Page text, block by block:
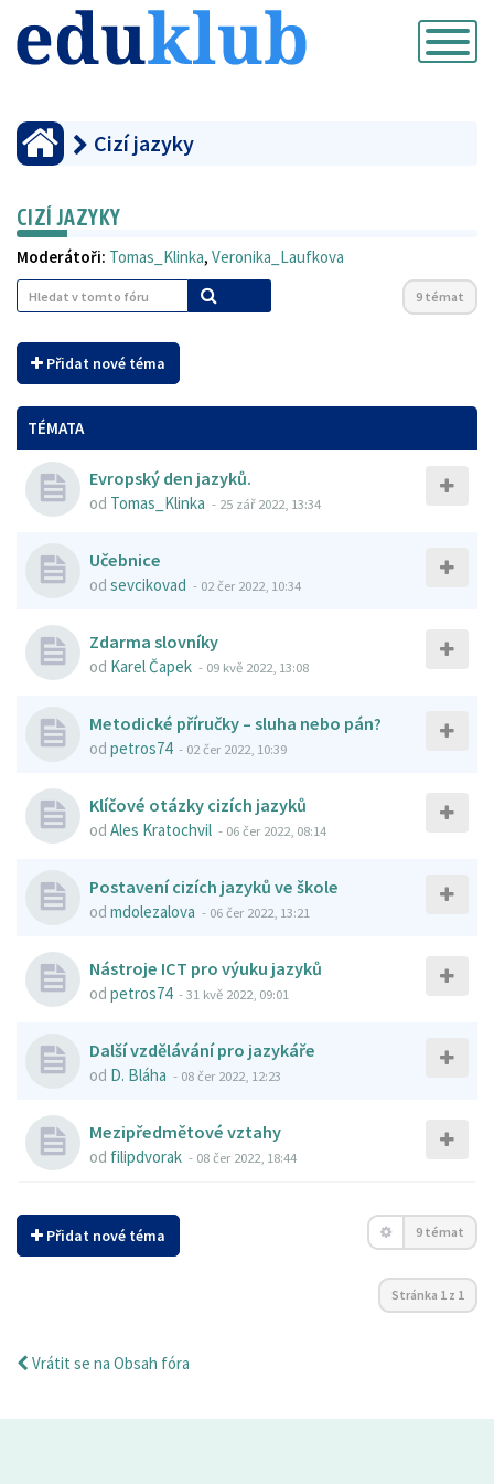
Přepnout
navigaci
Cizí jazyky
CIZÍ JAZYKY
Moderátoři: Tomas_Klinka, Veronika_Laufkova
9 témat
Přidat nové téma
TÉMATA
Evropský den jazyků.
od Tomas_Klinka - 25 zář 2022, 13:34
Učebnice
od sevcikovad - 02 čer 2022, 10:34
Zdarma slovníky
od Karel Čapek - 09 kvě 2022, 13:08
Metodické příručky – sluha nebo pán?
od petros74 - 02 čer 2022, 10:39
Klíčové otázky cizích jazyků
od Ales Kratochvil - 06 čer 2022, 08:14
Postavení cizích jazyků ve škole
od mdolezalova - 06 čer 2022, 13:21
Nástroje ICT pro výuku jazyků
od petros74 -31 kvě 2022, 09:01
Další vzdělávání pro jazykáře
od D. Bláha - 08 čer 2022, 12:23
Mezipředmětové vztahy
od filipdvorak - 08 čer 2022, 18:44
Přidat nové téma 9 témat
Stránka 1 z 1
Vrátit se na Obsah fóra